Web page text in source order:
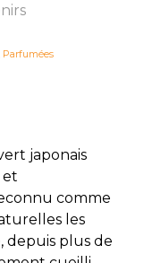
Parfumées
japonais
et
comme
les
depuis plus de